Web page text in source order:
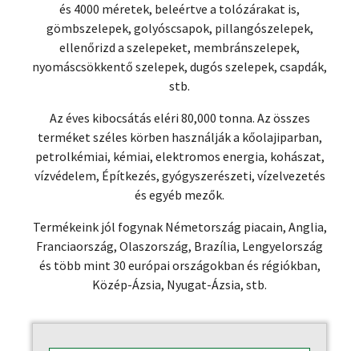
és 4000 méretek, beleértve a tolózárakat is,
gömbszelepek, golyóscsapok, pillangószelepek,
ellenőrizd a szelepeket, membránszelepek,
nyomáscsökkentő szelepek, dugós szelepek, csapdák,
stb.
Az éves kibocsátás eléri 80,000 tonna. Az összes
terméket széles körben használják a kőolajiparban,
petrolkémiai, kémiai, elektromos energia, kohászat,
vízvédelem, Építkezés, gyógyszerészeti, vízelvezetés
és egyéb mezők.
Termékeink jól fogynak Németország piacain, Anglia,
Franciaország, Olaszország, Brazília, Lengyelország
és több mint 30 európai országokban és régiókban,
Közép-Ázsia, Nyugat-Ázsia, stb.